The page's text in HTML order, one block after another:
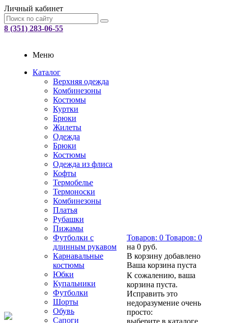
Личный кабинет
8 (351) 283-06-55
Меню
Каталог
Верхняя одежда
Комбинезоны
Костюмы
Куртки
Брюки
Жилеты
Одежда
Брюки
Костюмы
Одежда из флиса
Кофты
Термобелье
Термоноски
Комбинезоны
Платья
Рубашки
Пижамы
Футболки с
длинным рукавом
Карнавальные
костюмы
Юбки
Купальники
Футболки
Шорты
Обувь
Сапоги
Товаров: 0 Товаров: 0
на 0 руб.
В корзину добавлено
Ваша корзина пуста
К сожалению, ваша
корзина пуста.
Исправить это
недоразумение очень
просто:
выберите в каталоге